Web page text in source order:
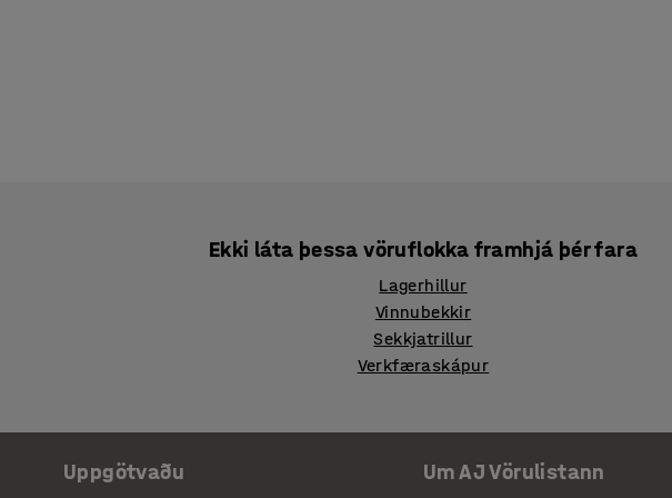
Ekki láta þessa vöruflokka framhjá þér fara
Lagerhillur
Vinnubekkir
Sekkjatrillur
Verkfæraskápur
Uppgötvaðu Um AJ Vörulistann